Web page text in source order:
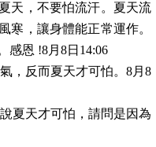
天，不要怕流汗。夏天流
寒，讓身體能正常運作。
感恩 !8月8日14:06
，反而夏天才可怕。8月8
夏天才可怕，請問是因為